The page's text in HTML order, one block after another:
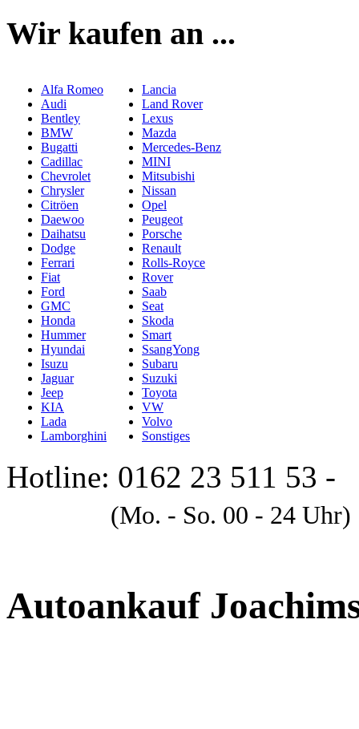
Wir kaufen an ...
Alfa Romeo
Audi
Bentley
BMW
Bugatti
Cadillac
Chevrolet
Chrysler
Citröen
Daewoo
Daihatsu
Dodge
Ferrari
Fiat
Ford
GMC
Honda
Hummer
Hyundai
Isuzu
Jaguar
Jeep
KIA
Lada
Lamborghini
Lancia
Land Rover
Lexus
Mazda
Mercedes-Benz
MINI
Mitsubishi
Nissan
Opel
Peugeot
Porsche
Renault
Rolls-Royce
Rover
Saab
Seat
Skoda
Smart
SsangYong
Subaru
Suzuki
Toyota
VW
Volvo
Sonstiges
Hotline: 0162 23 511 53 -
(Mo. - So. 00 - 24 Uhr)
Autoankauf